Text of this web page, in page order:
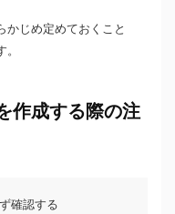
かじめ定めておくこと
作成する際の注
確認する